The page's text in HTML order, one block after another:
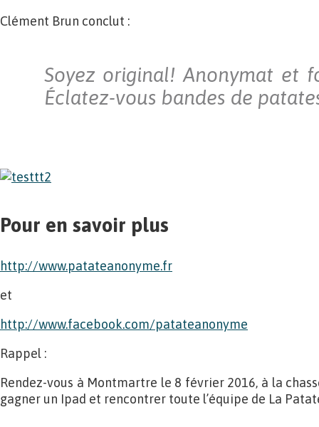
Clément Brun conclut :
Soyez original! Anonymat et
Éclatez-vous bandes de
Pour en savoir plus
http://www.patateanonyme.fr
et
http://www.facebook.com/patateanonyme
Rappel :
Rendez-vous à Montmartre le 8 février 2016, à la
gagner un Ipad et rencontrer toute l’équipe de La